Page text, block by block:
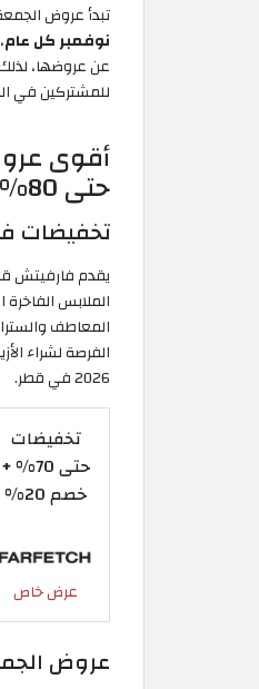
تبدأ عروض
نوفمبر كل عام
عن عروضها،
للمشتركين في
حتى 80%
تخفيضات
يقدم فارفيتش
الملابس
المعاطف
الفرصة لشراء
2026 في قطر.
تخفيضات
حتى 70% +
خصم 20%
عرض خاص
عروض